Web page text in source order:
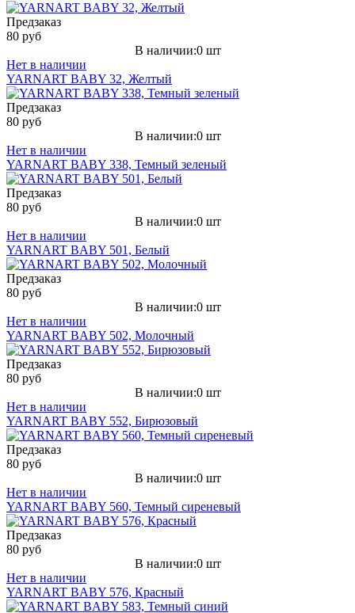
Предзаказ
80 руб
В наличии:0 шт
Нет в наличии
YARNART BABY 32, Желтый
Предзаказ
80 руб
В наличии:0 шт
Нет в наличии
YARNART BABY 338, Темный зеленый
Предзаказ
80 руб
В наличии:0 шт
Нет в наличии
YARNART BABY 501, Белый
Предзаказ
80 руб
В наличии:0 шт
Нет в наличии
YARNART BABY 502, Молочный
Предзаказ
80 руб
В наличии:0 шт
Нет в наличии
YARNART BABY 552, Бирюзовый
Предзаказ
80 руб
В наличии:0 шт
Нет в наличии
YARNART BABY 560, Темный сиреневый
Предзаказ
80 руб
В наличии:0 шт
Нет в наличии
YARNART BABY 576, Красный